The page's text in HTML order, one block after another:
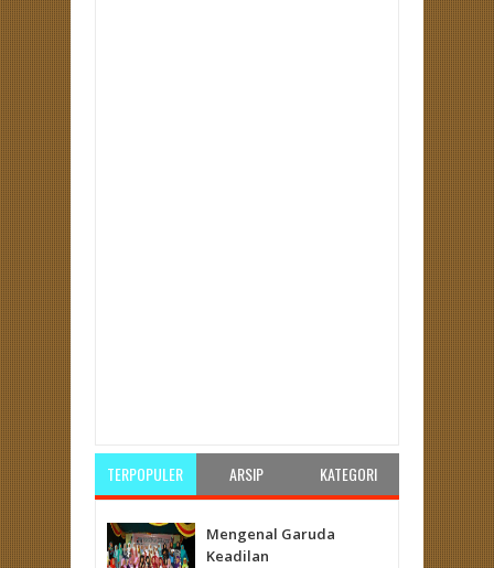
TERPOPULER ARSIP KATEGORI
Mengenal Garuda
Keadilan